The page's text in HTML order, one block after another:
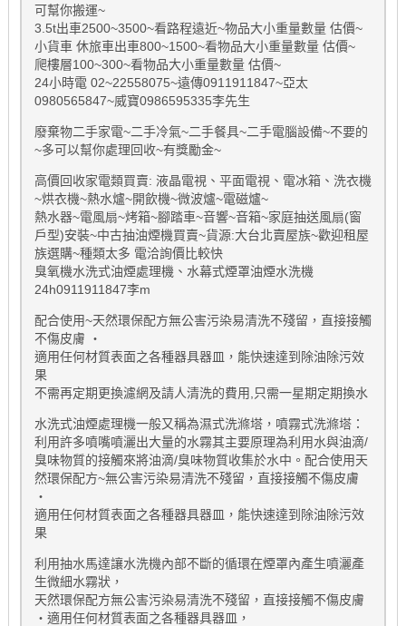
可幫你搬運~
3.5t出車2500~3500~看路程遠近~物品大小重量數量 估價~
小貨車 休旅車出車800~1500~看物品大小重量數量 估價~
爬樓層100~300~看物品大小重量數量 估價~
24小時電 02~22558075~遠傳0911911847~亞太
0980565847~威寶0986595335李先生
廢棄物二手家電~二手冷氣~二手餐具~二手電腦設備~不要的
~多可以幫你處理回收~有獎勵金~
高價回收家電類買賣: 液晶電視、平面電視、電冰箱、洗衣機
~烘衣機~熱水爐~開飲機~微波爐~電磁爐~
熱水器~電風扇~烤箱~腳踏車~音響~音箱~家庭抽送風扇(窗
戶型)安裝~中古抽油煙機買賣~貨源:大台北賣屋族~歡迎租屋
族選購~種類太多 電洽詢價比較快
臭氧機水洗式油煙處理機、水幕式煙罩油煙水洗機
24h0911911847李m
配合使用~天然環保配方無公害污染易清洗不殘留，直接接觸
不傷皮膚 ‧
適用任何材質表面之各種器具器皿，能快速達到除油除污效
果
不需再定期更換濾網及請人清洗的費用,只需一星期定期換水
水洗式油煙處理機一般又稱為濕式洗滌塔，噴霧式洗滌塔：
利用許多噴嘴噴灑出大量的水霧其主要原理為利用水與油滴/
臭味物質的接觸來將油滴/臭味物質收集於水中。配合使用天
然環保配方~無公害污染易清洗不殘留，直接接觸不傷皮膚
‧
適用任何材質表面之各種器具器皿，能快速達到除油除污效
果
利用抽水馬達讓水洗機內部不斷的循環在煙罩內產生噴灑產
生微細水霧狀，
天然環保配方無公害污染易清洗不殘留，直接接觸不傷皮膚
‧適用任何材質表面之各種器具器皿，